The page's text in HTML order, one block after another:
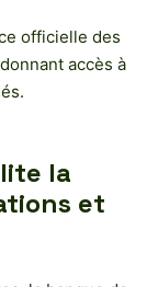
officielle des
accès à
la
et